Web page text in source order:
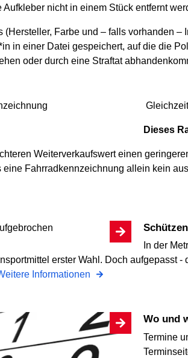
nicht in einem Stück entfernt
(Hersteller, Farbe und – falls vorhanden
in einer Datei gespeichert, auf die die
oder durch eine Straftat
Dieses
Weiterverkaufswert einen
eine Fahrradkennzeichnung allein kein
In der
erster Wahl. Doch aufgepasst
Informationen
Wo
Termine